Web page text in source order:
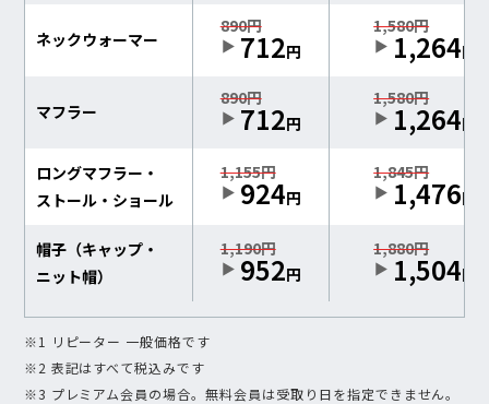
ネックウォーマー
890円
712円
1,580円
1,264円
マフラー
890円
712円
1,580円
1,264円
ロングマフラー・
ストール・ショール
1,155円
924円
1,845円
1,476円
帽子（キャップ・
ニット帽）
1,190円
952円
1,880円
1,504円
※1 リピーター 一般価格です
※2 表記はすべて税込みです
※3 プレミアム会員の場合。無料会員は受取り日を指定できません。